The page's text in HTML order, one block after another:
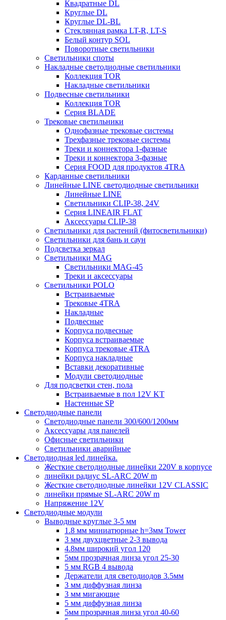
Квадратные DL
Круглые DL
Круглые DL-BL
Стеклянная рамка LT-R, LT-S
Белый контур SOL
Поворотные светильники
Светильники споты
Накладные светодиодные светильники
Коллекция TOR
Накладные светильники
Подвесные светильники
Коллекция TOR
Серия BLADE
Трековые светильники
Однофазные трековые системы
Трехфазные трековые системы
Треки и коннектора 1-фазные
Треки и коннектора 3-фазные
Серия FOOD для продуктов 4TRA
Карданные светильники
Линейные LINE светодиодные светильники
Линейные LINE
Светильники CLIP-38, 24V
Серия LINEAIR FLAT
Аксессуары CLIP-38
Светильники для растений (фитосветильники)
Светильники для бань и саун
Подсветка зеркал
Светильники MAG
Светильники MAG-45
Треки и аксессуары
Светильники POLO
Встраиваемые
Трековые 4TRA
Накладные
Подвесные
Корпуса подвесные
Корпуса встраиваемые
Корпуса трековые 4TRA
Корпуса накладные
Вставки декоративные
Модули светодиодные
Для подсветки стен, пола
Встраиваемые в пол 12V KT
Настенные SP
Светодиодные панели
Светодиодные панели 300/600/1200мм
Аксессуары для панелей
Офисные светильники
Светильники аварийные
Светодиодная led линейка.
Жесткие светодиодные линейки 220V в корпусе
линейки радиус SL-ARC 20W m
Жесткие светодиодные линейки 12V CLASSIC
линейки прямые SL-ARC 20W m
Напряжение 12V
Светодиодные модули
Выводные круглые 3-5 мм
1.8 мм миниатюрные h=3мм Tower
3 мм двухцветные 2-3 вывода
4.8мм широкий угол 120
5мм прозрачная линза угол 25-30
5 мм RGB 4 вывода
Держатели для светодиодов 3.5мм
3 мм диффузная линза
3 мм мигающие
5 мм диффузная линза
5мм прозрачная линза угол 40-60